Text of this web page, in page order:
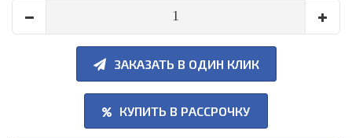
ЗАКАЗАТЬ В ОДИН КЛИК
КУПИТЬ В РАССРОЧКУ